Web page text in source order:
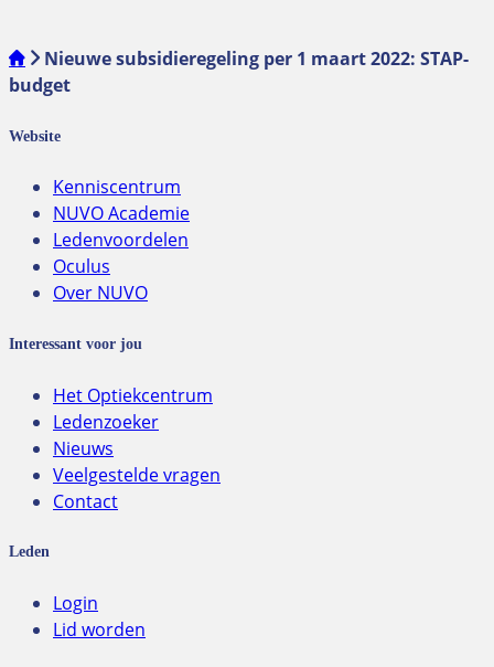
Nieuwe subsidieregeling per 1 maart 2022: STAP-
budget
Website
Kenniscentrum
NUVO Academie
Ledenvoordelen
Oculus
Over NUVO
Interessant voor jou
Het Optiekcentrum
Ledenzoeker
Nieuws
Veelgestelde vragen
Contact
Leden
Login
Lid worden